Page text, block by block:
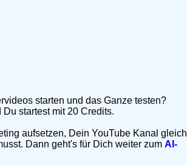
starten und das Ganze testen?
Du startest mit 20 Credits.
aufsetzen, Dein YouTube Kanal gleich
Dann geht's für Dich weiter zumAI-